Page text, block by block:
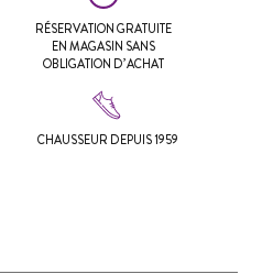
RÉSERVATION GRATUITE
EN MAGASIN SANS
OBLIGATION D’ACHAT
CHAUSSEUR DEPUIS 1959